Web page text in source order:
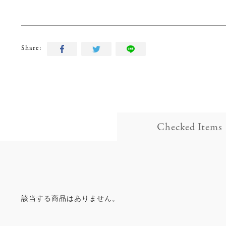
Share:
Checked Items
該当する商品はありません。